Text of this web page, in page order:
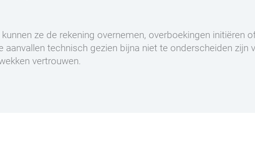
ze de rekening overnemen, overboekingen initiëren
technisch gezien bijna niet te onderscheiden zijn
vertrouwen.